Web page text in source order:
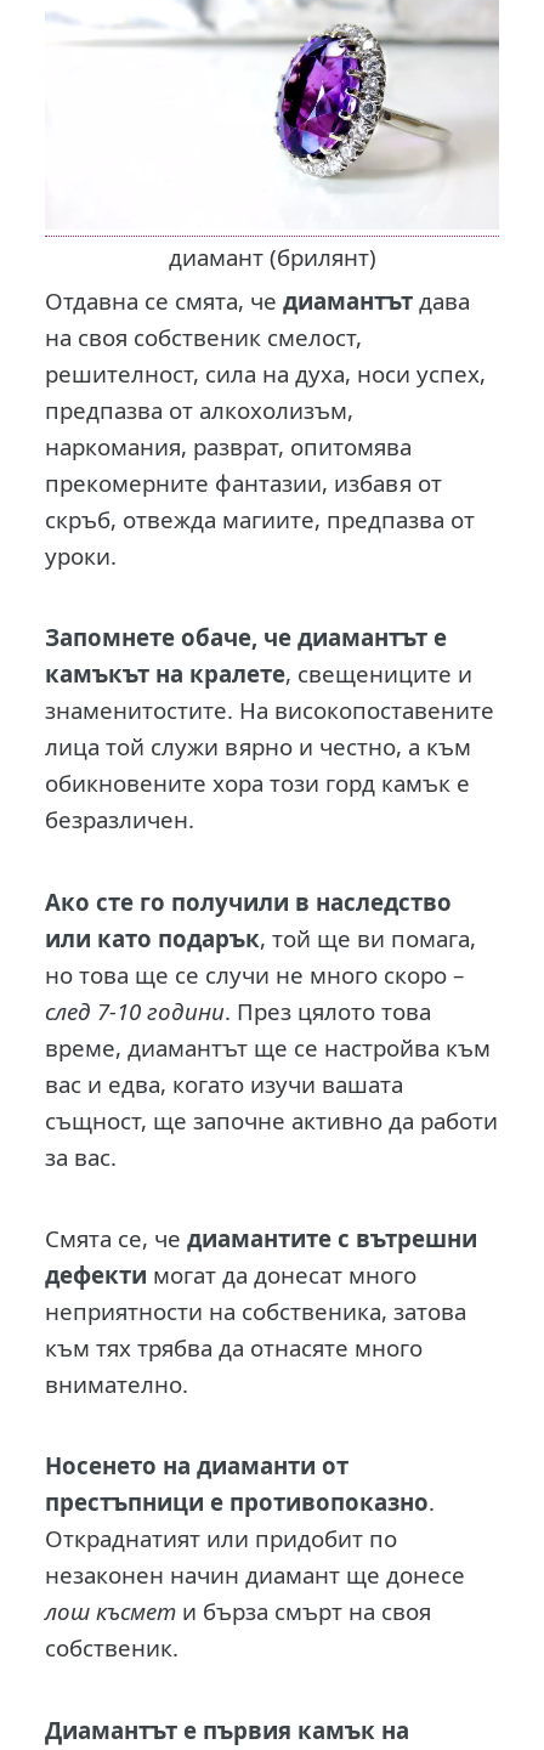
диамант (брилянт)
Отдавна се смята, чедиамантът дава
на своя собственик смелост,
решителност, сила на духа, носи успех,
предпазва от алкохолизъм,
наркомания, разврат, опитомява
прекомерните фантазии, избавя от
скръб, отвежда магиите, предпазва от
уроки.
Запомнете обаче, че диамантът е
камъкът на кралете, свещениците и
знаменитостите. На високопоставените
лица той служи вярно и честно, а към
обикновените хора този горд камък е
безразличен.
Ако сте го получили в наследство
или като подарък, той ще ви помага,
но това ще се случи не много скоро –
след 7-10 години. През цялото това
време, диамантът ще се настройва към
вас и едва, когато изучи вашата
същност, ще започне активно да работи
за вас.
Смята се, чедиамантите с вътрешни
дефекти могат да донесат много
неприятности на собственика, затова
към тях трябва да отнасяте много
внимателно.
Носенето на диаманти от
престъпници е противопоказно.
Откраднатият или придобит по
незаконен начин диамант ще донесе
лош късмет и бърза смърт на своя
собственик.
Диамантът е първия камък на